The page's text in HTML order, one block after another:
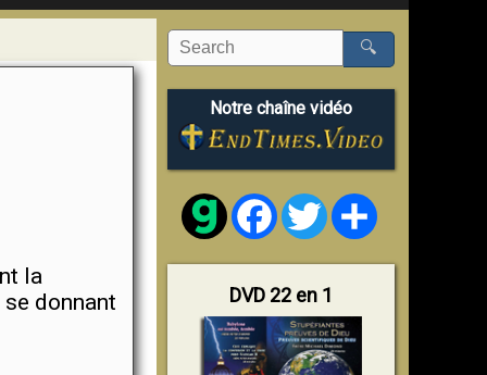
la
donnant
🔍
Notre chaîne vidéo
FacebookTwitter
DVD 22 en 1